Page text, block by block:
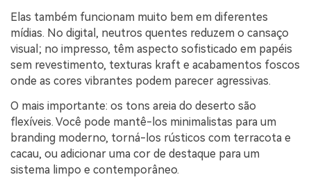
Elas também funcionam muito bem em diferentes
mídias. No digital, neutros quentes reduzem o cansaço
visual; no impresso, têm aspecto sofisticado em papéis
sem revestimento, texturas kraft e acabamentos foscos
onde as cores vibrantes podem parecer agressivas.
O mais importante: os tons areia do deserto são
flexíveis. Você pode mantê-los minimalistas para um
branding moderno, torná-los rústicos com terracota e
cacau, ou adicionar uma cor de destaque para um
sistema limpo e contemporâneo.